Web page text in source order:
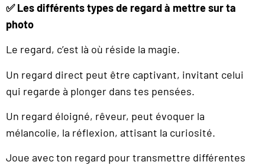
✅ Les différents types de regard à mettre sur ta
photo
Le regard, c’est là où réside la magie.
Un regard direct peut être captivant, invitant celui
qui regarde à plonger dans tes pensées.
Un regard éloigné, rêveur, peut évoquer la
mélancolie, la réflexion, attisant la curiosité.
Joue avec ton regard pour transmettre différentes